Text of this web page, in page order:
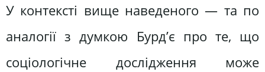
У контексті вище наведеного — та по
аналогії з думкою Бурд’є про те, що
соціологічне дослідження може